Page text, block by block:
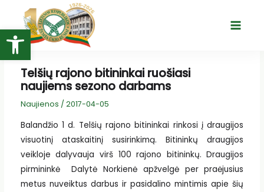
Open toolbar
turinio
Main
Telšių rajono bitininkai ruošiasi
naujiems sezono darbams
Naujienos / 2017-04-05
Balandžio 1 d. Telšių rajono bitininkai rinkosi į draugijos
visuotinį ataskaitinį susirinkimą. Bitininkų draugijos
veikloje dalyvauja virš 100 rajono bitininkų. Draugijos
pirmininkė Dalytė Norkienė apžvelgė per praėjusius
metus nuveiktus darbus ir pasidalino mintimis apie šių